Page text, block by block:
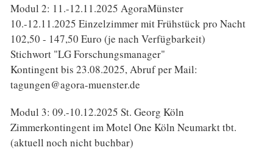
Modul 2: 11.-12.11.2025 AgoraMünster
10.-12.11.2025 Einzelzimmer mit Frühstück pro Nacht
102,50 - 147,50 Euro (je nach Verfügbarkeit)
Stichwort "LG Forschungsmanager"
Kontingent bis 23.08.2025, Abruf per Mail:
tagungen@agora-muenster.de
Modul 3: 09.-10.12.2025 St. Georg Köln
Zimmerkontingent im Motel One Köln Neumarkt tbt.
(aktuell noch nicht buchbar)